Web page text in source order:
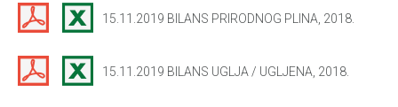
15.11.2019 BILANS PRIRODNOG PLINA, 2018.
15.11.2019 BILANS UGLJA / UGLJENA, 2018.